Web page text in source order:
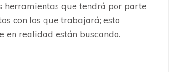
herramientas que tendrá por parte
con los que trabajará; esto
en realidad están buscando.